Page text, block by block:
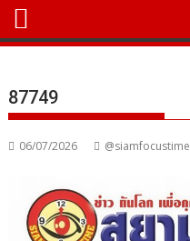
87749
06/07/2026 @siamfocustime